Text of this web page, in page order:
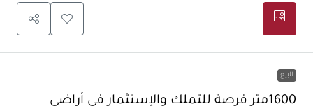
للبيع
1600متر فرصة للتملك والإستثمار في أراضي